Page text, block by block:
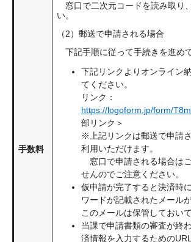
手数料
窓口で二次元コードを読み取り
い。
（2）郵送で申請される場合
下記手順に従って手続きを進め
下記リンクよりオンライン
てください。
リンク：
https://logoform.jp/form/
部リンク＞
※上記リンクは郵送で申請
利用いただけます。
窓口で申請される場合は
せんのでご注意ください。
仮申請が完了すると決済時
ワードが記載されたメール
このメールは保管しておい
当課で申請書類の審査が終
済情報を入力するための